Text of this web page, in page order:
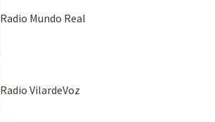
Radio Mundo Real
Radio VilardeVoz